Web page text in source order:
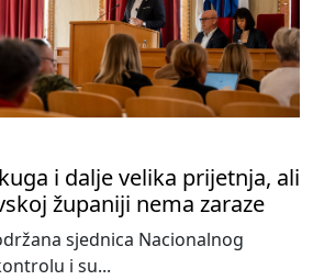
i dalje velika prijetnja, ali
županiji nema zaraze
sjednica Nacionalnog
i su...